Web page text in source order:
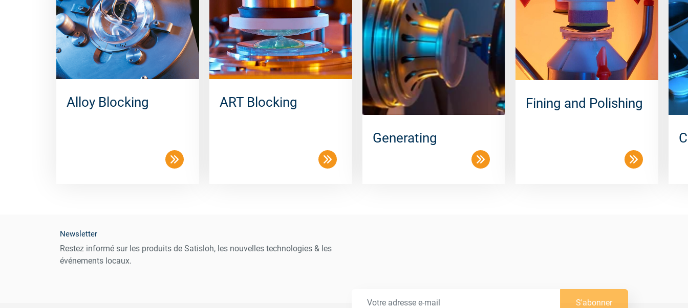
Alloy Blocking ART Blocking
Generating
Fining and Polishing
Newsletter
Restez informé sur les produits de Satisloh, les nouvelles technologies & les
événements locaux.
S'abonner